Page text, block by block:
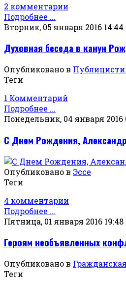
2 комментарии
Подробнее ...
Вторник, 05 января 2016 14:44
Духовная беседа в канун
Опубликовано в
Теги
1 Комментарий
Подробнее ...
Понедельник, 04 января 2016
С Днем Рождения,
Опубликовано в Эссе
Теги
4 комментарии
Подробнее ...
Пятница, 01 января 2016 19:48
Героям необъявленных
Опубликовано в
Теги